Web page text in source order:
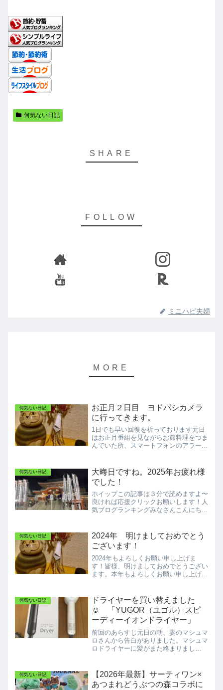
何気ない日記
ミニハピ夫婦
何気ない日記
お正月２日目 ヨドバシカメラ
に行ってきます。
1日でも早い回復を祈っております元日
はお正月番組を見ながらお節料理をつま
んでいた所、スマートフォンのアラー
ており震度３で済みましたが震度３です
ら１〜２分の間とても怖い思...
何気ない日記
大晦日ですね。2025年お疲れ様
でした！
ホイップこの記事は３分で読めますよ〜
良ければ応援クリックお願いします！人
気ブログランキングみなさんこんにちは
晦日はサクッとデパートへ名古屋栄ラシ
ックにあるTULLY...
何気ない日記
2024年 明けましておめでとう
ございます！
2024年もよろしくお願い申し上げま
す！皆様、明けましておめでとうござい
ます。本年もよろしくお願い申し上げま
いております☕️ダバダ〜🎶個人的なこと
ですが毎年1日の朝は...
何気ない日記
ドライヤーを買い替えました
☺️ 「YUGOR（ユゴル）スピ
ーディーイオンドライヤー」
前回のあらすじ元日の朝、妻のマシュマ
ロさんから告白がありました。マシュマ
ロドライヤーに髪がまた絡まりまし
すね。風量がガクンと落ちましたね 笑
マシュマロ😅😅😅😅😅😅😅😅😅実...
何気ない日記
【2026年最新】サーティワン×
あつまれどうぶつの森コラボに